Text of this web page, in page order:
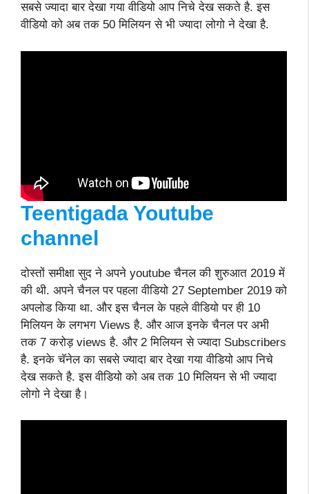
सबसे ज्यादा बार देखा गया वीडियो आप निचे देख सकते है. इस
वीडियो को अब तक 50 मिलियन से भी ज्यादा लोगो ने देखा है.
Teentigada Youtube
channel
दोस्तों समीक्षा सुद ने अपने youtube चैनल की शुरुआत 2019 में
की थी. अपने चैनल पर पहला वीडियो 27 September 2019 को
अपलोड किया था. और इस चैनल के पहले वीडियो पर ही 10
मिलियन के लगभग Views है. और आज इनके चैनल पर अभी
तक 7 करोड़ views है. और 2 मिलियन से ज्यादा Subscribers
है. इनके चॅनेल का सबसे ज्यादा बार देखा गया वीडियो आप निचे
देख सकते है. इस वीडियो को अब तक 10 मिलियन से भी ज्यादा
लोगो ने देखा है।